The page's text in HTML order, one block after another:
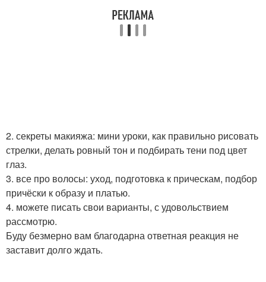
2. секреты макияжа: мини уроки, как правильно рисовать
стрелки, делать ровный тон и подбирать тени под цвет
глаз.
3. все про волосы: уход, подготовка к прическам, подбор
причёски к образу и платью.
4. можете писать свои варианты, с удовольствием
рассмотрю.
Буду безмерно вам благодарна ответная реакция не
заставит долго ждать.